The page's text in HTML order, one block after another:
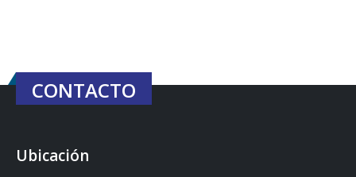
CONTACTO
Ubicación